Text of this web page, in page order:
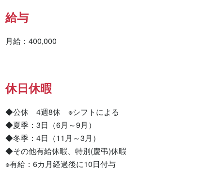
給与
月給：400,000
休日休暇
◆公休　4週8休　※シフトによる
◆夏季：3日（6月～9月）
◆冬季：4日（11月～3月）
◆その他有給休暇、特別(慶弔)休暇
※有給：6カ月経過後に10日付与